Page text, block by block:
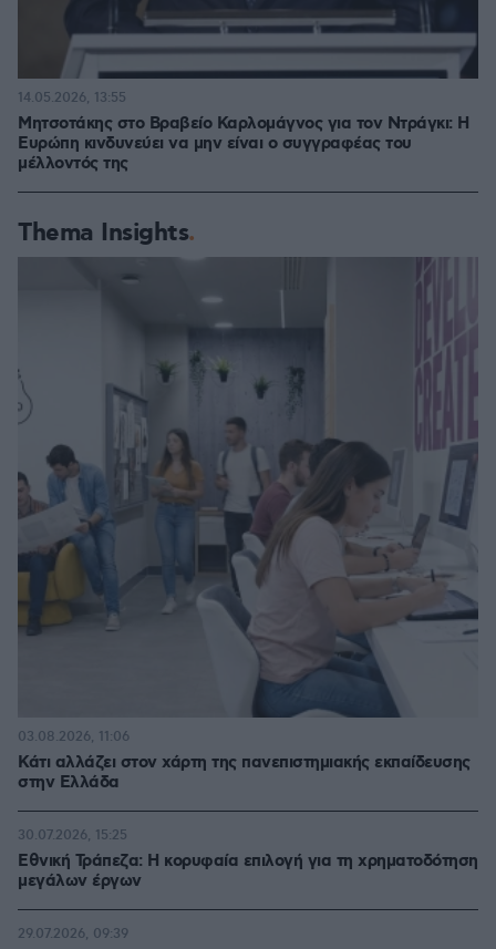
Μητσοτάκης στο Βραβείο Καρλομάγνος για τον Ντράγκι: Η
Ευρώπη κινδυνεύει να μην είναι ο συγγραφέας του
μέλλοντός της
14.05.2026, 13:55
Thema Insights
Κάτι αλλάζει στον χάρτη της πανεπιστημιακής εκπαίδευσης
στην Ελλάδα
03.08.2026, 11:06
Εθνική Τράπεζα: Η κορυφαία επιλογή για τη χρηματοδότηση
μεγάλων έργων
30.07.2026, 15:25
29.07.2026, 09:39